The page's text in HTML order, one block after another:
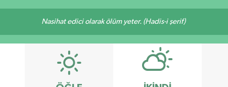
Nasihat edici olarak ölüm yeter. (Hadis-i şerif)